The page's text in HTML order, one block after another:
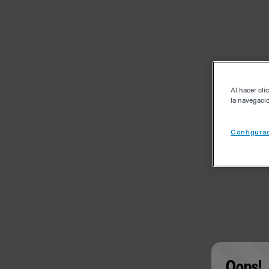
Al hacer clic
la